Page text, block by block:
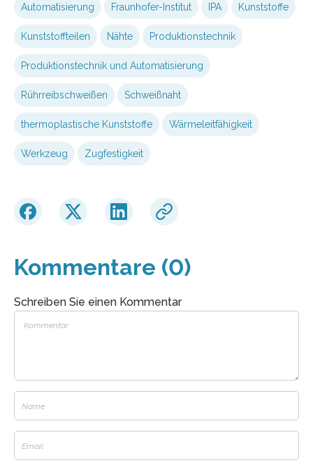
Automatisierung Fraunhofer-Institut IPA Kunststoffe
Kunststoffteilen Nähte Produktionstechnik
Produktionstechnik und Automatisierung
Rührreibschweißen Schweißnaht
thermoplastische Kunststoffe Wärmeleitfähigkeit
Werkzeug Zugfestigkeit
Kommentare (0)
Schreiben Sie einen Kommentar